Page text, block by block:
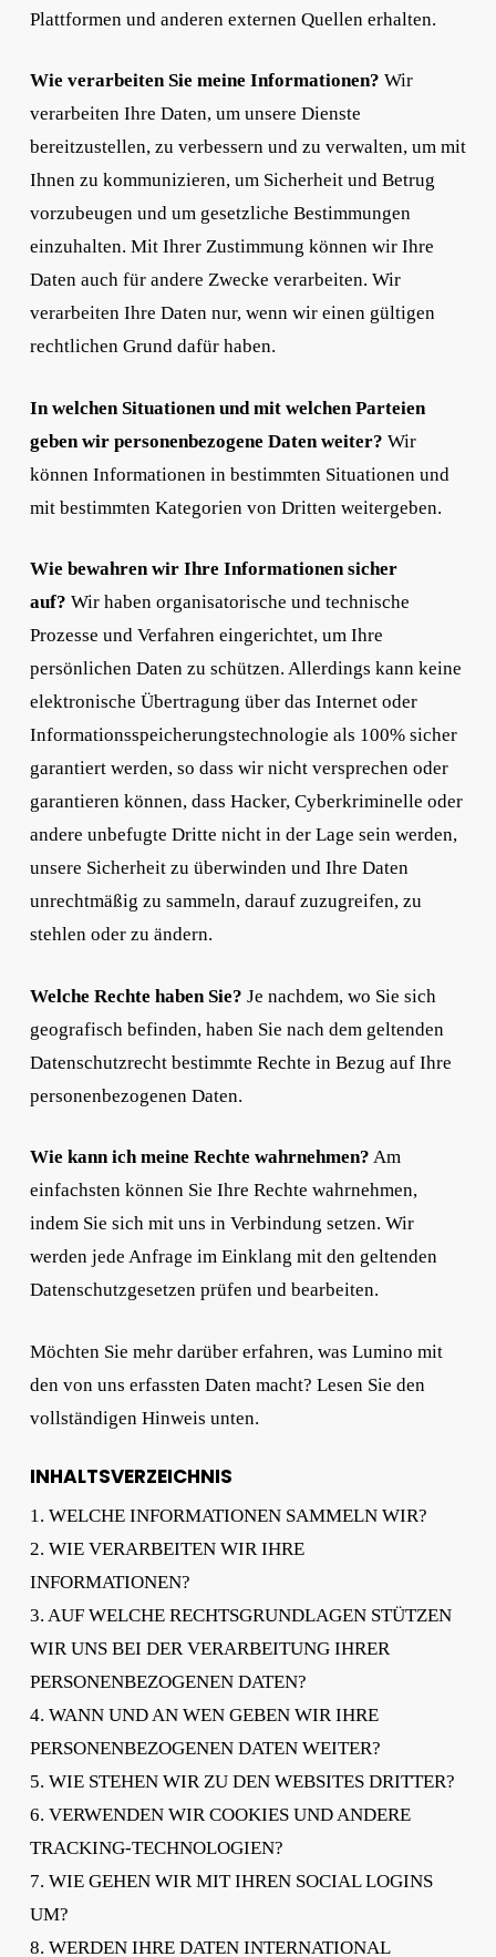
Plattformen und anderen externen Quellen erhalten.
Wie verarbeiten Sie meine Informationen? Wir
verarbeiten Ihre Daten, um unsere Dienste
bereitzustellen, zu verbessern und zu verwalten, um mit
Ihnen zu kommunizieren, um Sicherheit und Betrug
vorzubeugen und um gesetzliche Bestimmungen
einzuhalten. Mit Ihrer Zustimmung können wir Ihre
Daten auch für andere Zwecke verarbeiten. Wir
verarbeiten Ihre Daten nur, wenn wir einen gültigen
rechtlichen Grund dafür haben.
In welchen Situationen und mit welchen Parteien
geben wir personenbezogene Daten weiter? Wir
können Informationen in bestimmten Situationen und
mit bestimmten Kategorien von Dritten weitergeben.
Wie bewahren wir Ihre Informationen sicher
auf? Wir haben organisatorische und technische
Prozesse und Verfahren eingerichtet, um Ihre
persönlichen Daten zu schützen. Allerdings kann keine
elektronische Übertragung über das Internet oder
Informationsspeicherungstechnologie als 100% sicher
garantiert werden, so dass wir nicht versprechen oder
garantieren können, dass Hacker, Cyberkriminelle oder
andere unbefugte Dritte nicht in der Lage sein werden,
unsere Sicherheit zu überwinden und Ihre Daten
unrechtmäßig zu sammeln, darauf zuzugreifen, zu
stehlen oder zu ändern.
Welche Rechte haben Sie? Je nachdem, wo Sie sich
geografisch befinden, haben Sie nach dem geltenden
Datenschutzrecht bestimmte Rechte in Bezug auf Ihre
personenbezogenen Daten.
Wie kann ich meine Rechte wahrnehmen? Am
einfachsten können Sie Ihre Rechte wahrnehmen,
indem Sie sich mit uns in Verbindung setzen. Wir
werden jede Anfrage im Einklang mit den geltenden
Datenschutzgesetzen prüfen und bearbeiten.
Möchten Sie mehr darüber erfahren, was Lumino mit
den von uns erfassten Daten macht? Lesen Sie den
vollständigen Hinweis unten.
INHALTSVERZEICHNIS
1. WELCHE INFORMATIONEN SAMMELN WIR?
2. WIE VERARBEITEN WIR IHRE
INFORMATIONEN?
3. AUF WELCHE RECHTSGRUNDLAGEN STÜTZEN
WIR UNS BEI DER VERARBEITUNG IHRER
PERSONENBEZOGENEN DATEN?
4. WANN UND AN WEN GEBEN WIR IHRE
PERSONENBEZOGENEN DATEN WEITER?
5. WIE STEHEN WIR ZU DEN WEBSITES DRITTER?
6. VERWENDEN WIR COOKIES UND ANDERE
TRACKING-TECHNOLOGIEN?
7. WIE GEHEN WIR MIT IHREN SOCIAL LOGINS
UM?
8. WERDEN IHRE DATEN INTERNATIONAL